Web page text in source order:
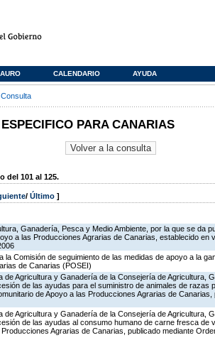
CALENDARIO AYUDA
PARA CANARIAS
del 101 al 125.
/ Último ]
Ganadería, Pesca y Medio Ambiente, por la que se da
a las Producciones Agrarias de Canarias, establecido en
la Comisión de seguimiento de las medidas de apoyo a la
de Canarias (POSEI)
de Agricultura y Ganadería de la Consejería de Agricultura,
de las ayudas para el suministro de animales de razas
de Apoyo a las Producciones Agrarias de
de Agricultura y Ganadería de la Consejería de Agricultura,
de las ayudas al consumo humano de carne fresca de
Agrarias de Canarias, publicado mediante